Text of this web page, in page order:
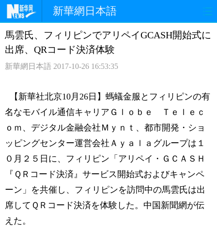
新華網日本語
ホームページ 政治 経済
中日対訳
馬雲氏、フィリピンでアリペイGCASH開始式に
出席、QRコード決済体験
新華網日本語 2017-10-26 16:53:35
【新華社北京10月26日】螞蟻金服とフィリピンの有
名なモバイル通信キャリアＧｌｏｂｅ Ｔｅｌｅｃ
ｏｍ、デジタル金融会社Ｍｙｎｔ、都市開発・ショ
ッピングセンター運営会社Ａｙａｌａグループは１
０月２５日に、フィリピン「アリペイ・ＧＣＡＳＨ
『ＱＲコード決済』サービス開始式およびキャンペ
ーン」を共催し、フィリピンを訪問中の馬雲氏は出
席してＱＲコード決済を体験した。中国新聞網が伝
えた。